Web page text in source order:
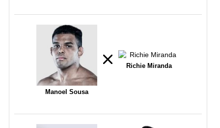
Manoel Sousa
Richie Miranda